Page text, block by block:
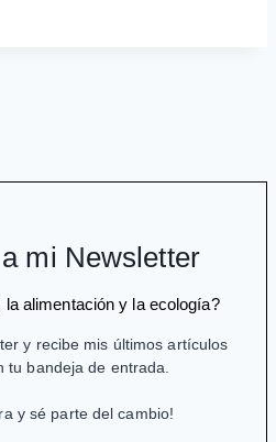
mi Newsletter
la alimentación y la ecología?
y recibe mis últimos artículos
tu bandeja de entrada.
y sé parte del cambio!